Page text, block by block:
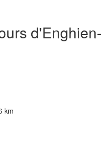
d'Enghien-
km